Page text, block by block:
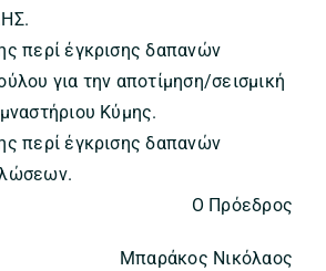
περί έγκρισης δαπανών
για την αποτίμηση/σεισμική
Κύμης.
περί έγκρισης δαπανών
.
Ο Πρόεδρος
Μπαράκος Νικόλαος